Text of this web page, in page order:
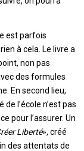
est parfois
à cela. Le livre a
non pas
des formules
En second lieu,
l’école n’est pas
pour l’assurer. Un
Liberté», créé
des attentats de